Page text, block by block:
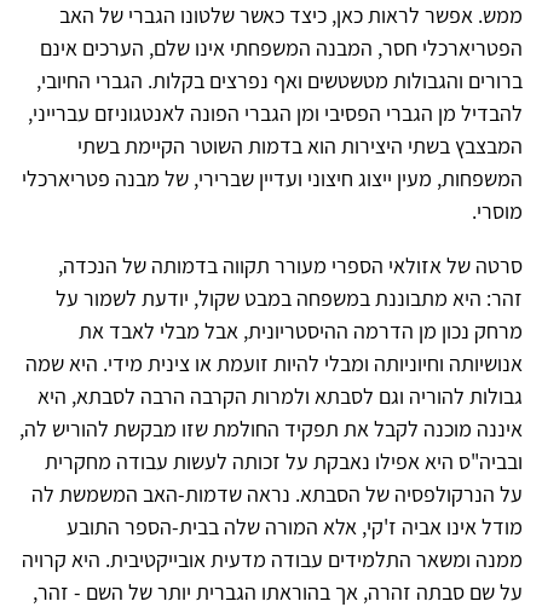
ממש. אפשר לראות כאן, כיצד כאשר שלטונו הגברי של האב
הפטריארכלי חסר, המבנה המשפחתי אינו שלם, הערכים אינם
ברורים והגבולות מטשטשים ואף נפרצים בקלות. הגברי החיובי,
להבדיל מן הגברי הפסיבי ומן הגברי הפונה לאנטגוניזם עברייני,
המבצבץ בשתי היצירות הוא בדמות השוטר הקיימת בשתי
המשפחות, מעין ייצוג חיצוני ועדיין שברירי, של מבנה פטריארכלי
מוסרי.
סרטה של אזולאי הספרי מעורר תקווה בדמותה של הנכדה,
זהר: היא מתבוננת במשפחה במבט שקול, יודעת לשמור על
מרחק נכון מן הדרמה ההיסטריונית, אבל מבלי לאבד את
אנושיותה וחיוניותה ומבלי להיות זועמת או צינית מידי. היא שמה
גבולות להוריה וגם לסבתא ולמרות הקרבה הרבה לסבתא, היא
איננה מוכנה לקבל את תפקיד החולמת שזו מבקשת להוריש לה,
ובביה"ס היא אפילו נאבקת על זכותה לעשות עבודה מחקרית
על הנרקולפסיה של הסבתא. נראה שדמות-האב המשמשת לה
מודל אינו אביה ז'קי, אלא המורה שלה בבית-הספר התובע
ממנה ומשאר התלמידים עבודה מדעית אובייקטיבית. היא קרויה
על שם סבתה זהרה, אך בהוראתו הגברית יותר של השם - זהר,